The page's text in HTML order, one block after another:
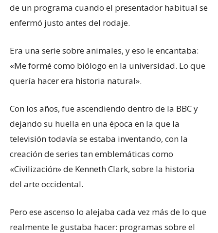
de un programa cuando el presentador habitual se
enfermó justo antes del rodaje.
Era una serie sobre animales, y eso le encantaba:
«Me formé como biólogo en la universidad. Lo que
quería hacer era historia natural».
Con los años, fue ascendiendo dentro de la BBC y
dejando su huella en una época en la que la
televisión todavía se estaba inventando, con la
creación de series tan emblemáticas como
«Civilización» de Kenneth Clark, sobre la historia
del arte occidental.
Pero ese ascenso lo alejaba cada vez más de lo que
realmente le gustaba hacer: programas sobre el